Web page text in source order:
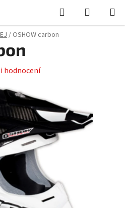
Hledat
KOŠÍK
/ OSHOW carbon
hodnocení